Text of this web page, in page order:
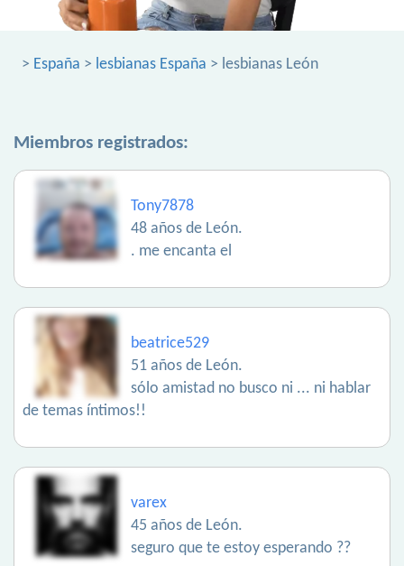
> España > lesbianas España > lesbianas León
Miembros registrados:
Tony7878
48 años de León.
. me encanta el
beatrice529
51 años de León.
sólo amistad no busco ni ... ni hablar
de temas íntimos!!
varex
45 años de León.
seguro que te estoy esperando ??